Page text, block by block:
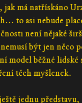
má natřískáno
to asi nebude
není nějaké
být jen něco
model běžné lidské
těch myšlenek.
jednu představu,